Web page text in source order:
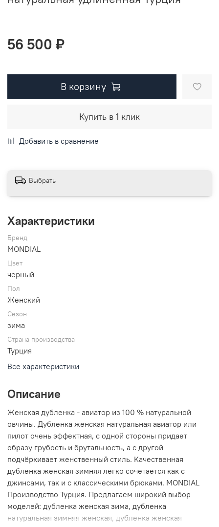
56 500 ₽
В корзину
Купить в 1 клик
Добавить в сравнение
Выбрать
Характеристики
Бренд
MONDIAL
Цвет
черный
Пол
Женский
Сезон
зима
Страна производства
Турция
Все характеристики
Описание
Женская дубленка - авиатор из 100 % натуральной
овчины. Дубленка женская натуральная авиатор или
пилот очень эффектная, с одной стороны придает
образу грубость и брутальность, а с другой
подчёркивает женственный стиль. Качественная
дубленка женская зимняя легко сочетается как с
джинсами, так и с классическими брюками. MONDIAL
Производство Турция. Предлагаем широкий выбор
моделей: дубленка женская зима, дубленка
натуральная зимняя женская, дубленка женская